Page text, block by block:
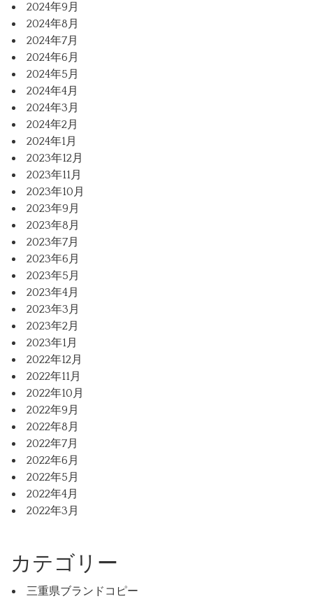
2024年9月
2024年8月
2024年7月
2024年6月
2024年5月
2024年4月
2024年3月
2024年2月
2024年1月
2023年12月
2023年11月
2023年10月
2023年9月
2023年8月
2023年7月
2023年6月
2023年5月
2023年4月
2023年3月
2023年2月
2023年1月
2022年12月
2022年11月
2022年10月
2022年9月
2022年8月
2022年7月
2022年6月
2022年5月
2022年4月
2022年3月
カテゴリー
三重県ブランドコピー